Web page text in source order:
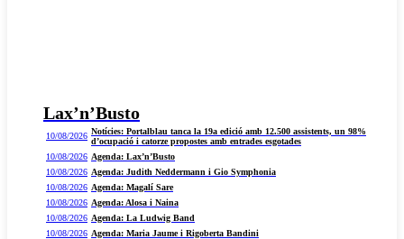
Lax’n’Busto
10/08/2026 Notícies: Portalblau tanca la 19a edició amb 12.500 assistents, un 98%
d’ocupació i catorze propostes amb entrades esgotades
10/08/2026 Agenda: Lax’n’Busto
10/08/2026 Agenda: Judith Neddermann i Gio Symphonia
10/08/2026 Agenda: Magalí Sare
10/08/2026 Agenda: Alosa i Naina
10/08/2026 Agenda: La Ludwig Band
10/08/2026 Agenda: Maria Jaume i Rigoberta Bandini